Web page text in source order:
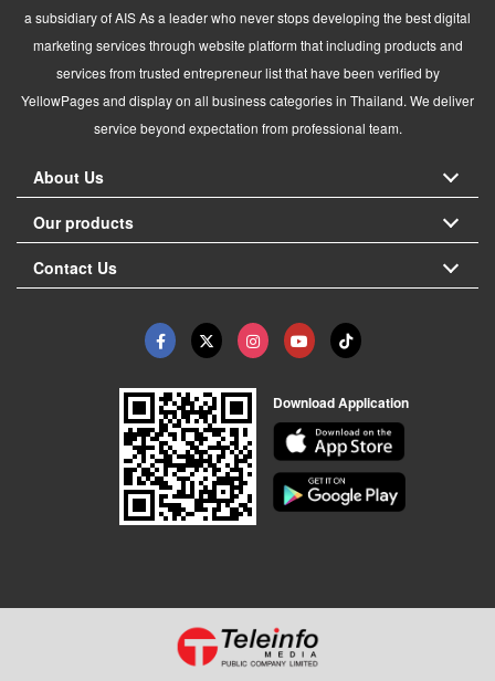
a subsidiary of AIS As a leader who never stops developing the best digital
marketing services through website platform that including products and
services from trusted entrepreneur list that have been verified by
YellowPages and display on all business categories in Thailand. We deliver
service beyond expectation from professional team.
About Us
Our products
Contact Us
Download Application